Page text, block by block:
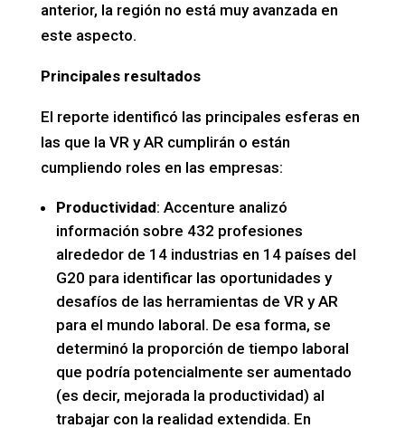
anterior, la región no está muy avanzada en
este aspecto.
Principales resultados
El reporte identificó las principales esferas en
las que la VR y AR cumplirán o están
cumpliendo roles en las empresas:
Productividad: Accenture analizó
información sobre 432 profesiones
alrededor de 14 industrias en 14 países del
G20 para identificar las oportunidades y
desafíos de las herramientas de VR y AR
para el mundo laboral. De esa forma, se
determinó la proporción de tiempo laboral
que podría potencialmente ser aumentado
(es decir, mejorada la productividad) al
trabajar con la realidad extendida. En